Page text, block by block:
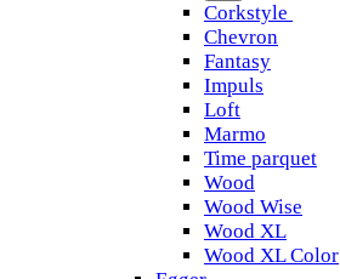
Corkstyle
Chevron
Fantasy
Impuls
Loft
Marmo
Time parquet
Wood
Wood Wise
Wood XL
Wood XL Color